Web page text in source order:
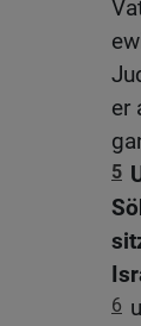
er
5
6